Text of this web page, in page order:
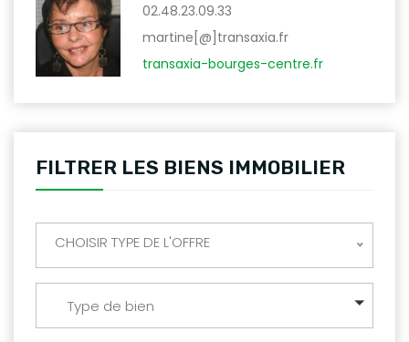
02.48.23.09.33
martine[@]transaxia.fr
transaxia-bourges-centre.fr
FILTRER LES BIENS IMMOBILIER
CHOISIR TYPE DE L'OFFRE
Type de bien